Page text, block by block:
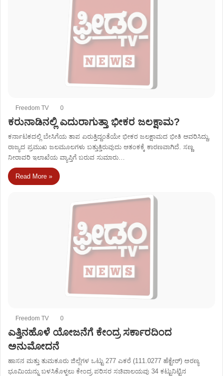
Freedom TV 0
ಕರುನಾಡಿನಲ್ಲಿ ಎದುರಾಗುತ್ತಾ ಭೀಕರ ಜಲಕ್ಷಾಮ?
ಕರ್ನಾಟಕದಲ್ಲಿ ಬೇಸಿಗೆಯ ತಾಪ ಏರುತ್ತಿದ್ದಂತೆಯೇ ಭೀಕರ ಜಲಕ್ಷಾಮದ ಭೀತಿ ಆವರಿಸಿದ್ದು,
ರಾಜ್ಯದ ಪ್ರಮುಖ ಜಲಮೂಲಗಳು ಬತ್ತುತ್ತಿರುವುದು ಆತಂಕಕ್ಕೆ ಕಾರಣವಾಗಿದೆ. ಸಣ್ಣ
ನೀರಾವರಿ ಇಲಾಖೆಯ ವ್ಯಾಪ್ತಿಗೆ ಬರುವ ಸುಮಾರು…
Read More »
Freedom TV 0
ಎತ್ತಿನಹೊಳೆ ಯೋಜನೆಗೆ ಕೇಂದ್ರ ಸರ್ಕಾರದಿಂದ
ಅನುಮೋದನೆ
ಹಾಸನ ಮತ್ತು ತುಮಕೂರು ಜಿಲ್ಲೆಗಳ ಒಟ್ಟು 277 ಎಕರೆ (111.0277 ಹೆಕ್ಟೇರ್) ಅರಣ್ಯ
ಭೂಮಿಯನ್ನು ಬಳಸಿಕೊಳ್ಳಲು ಕೇಂದ್ರ ಪರಿಸರ ಸಚಿವಾಲಯವು 34 ಕಟ್ಟುನಿಟ್ಟಿನ